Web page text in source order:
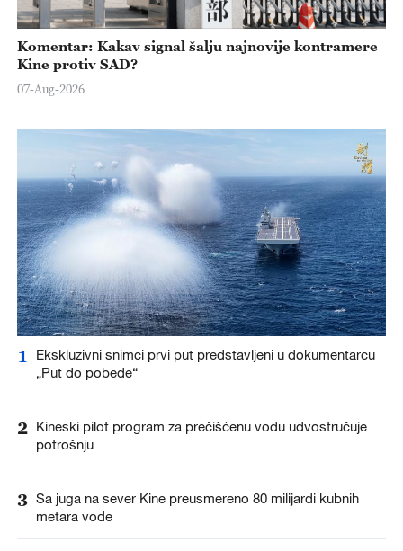
Komentar: Kakav signal šalju najnovije kontramere
Kine protiv SAD?
07-Aug-2026
1
Ekskluzivni snimci prvi put predstavljeni u dokumentarcu
„Put do pobede“
2 Kineski pilot program za prečišćenu vodu udvostručuje
potrošnju
3 Sa juga na sever Kine preusmereno 80 milijardi kubnih
metara vode